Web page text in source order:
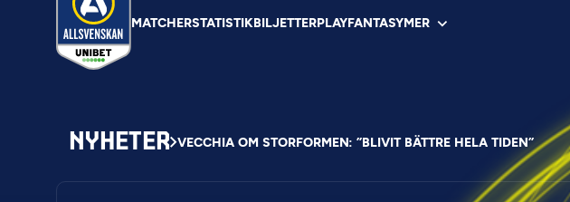
MATCHERSTATISTIKBILJETTERPLAYFANTASYMER
NYHETER VECCHIA OM STORFORMEN: ”BLIVIT BÄTTRE HELA TIDEN”